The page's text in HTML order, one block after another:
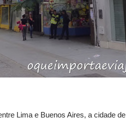
Lima e Buenos Aires, a cidade de